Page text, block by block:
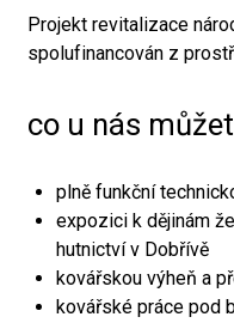
Projekt revitalizace
spolufinancován z
co u nás
plně funkční
expozici k dějinám
hutnictví v Dobřívě
kovářskou výheň a
kovářské práce pod